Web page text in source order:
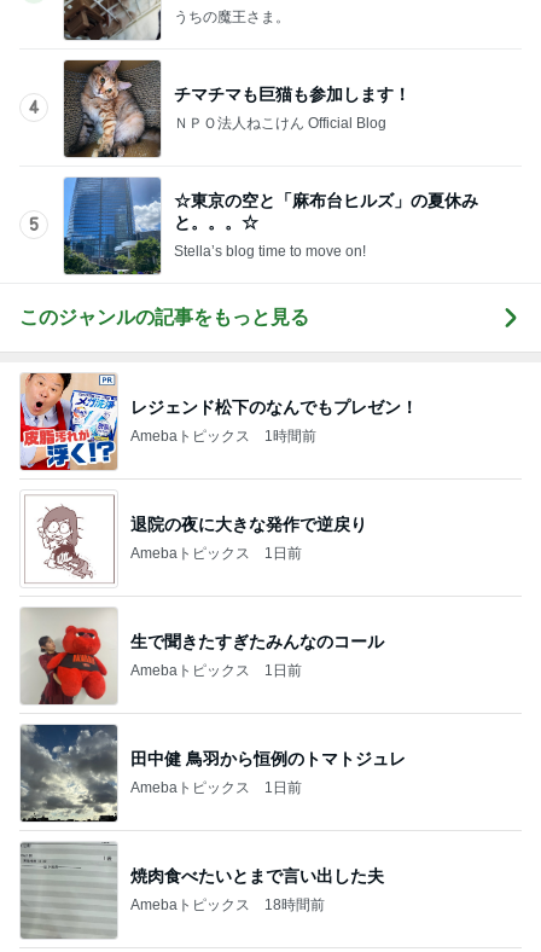
うちの魔王さま。
4
チマチマも巨猫も参加します！
ＮＰＯ法人ねこけん Official Blog
5
☆東京の空と「麻布台ヒルズ」の夏休み
と。。。☆
Stella’s blog time to move on!
このジャンルの記事をもっと見る
レジェンド松下のなんでもプレゼン！
Amebaトピックス 1時間前
退院の夜に大きな発作で逆戻り
Amebaトピックス 1日前
生で聞きたすぎたみんなのコール
Amebaトピックス 1日前
田中健 鳥羽から恒例のトマトジュレ
Amebaトピックス 1日前
焼肉食べたいとまで言い出した夫
Amebaトピックス 18時間前